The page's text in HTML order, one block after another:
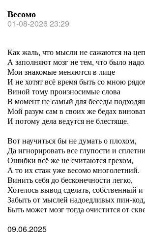
Весомо
01-08-2026 23:29
Как жаль, что мысли не сажаются на
А заполняют мозг не тем, что было надо.
Мои знакомые меняются в лице
И не хотят всё время быть со мною
Виной тому произносимые слова
В момент не самый для беседы
Мой разум сам в своих же бедах
И потому дела ведутся не блестяще.
Вот научиться бы не думать о плохом,
Да игнорировать все глупости и
Ошибки всё же не считаются грехом,
А то их стаж уже весомо многолетний.
Винить себя до бесконечности легко,
Хотелось вывод сделать, собственный
Забыть от мыслей надоедливых пин-код,
Быть может мозг тогда очистится от
09.06.2025